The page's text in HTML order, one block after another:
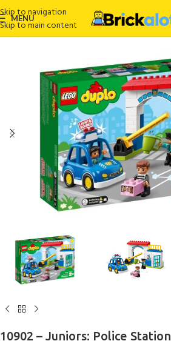
Skip to navigation
Skip to main content
MENU
10902 – Juniors: Police Station